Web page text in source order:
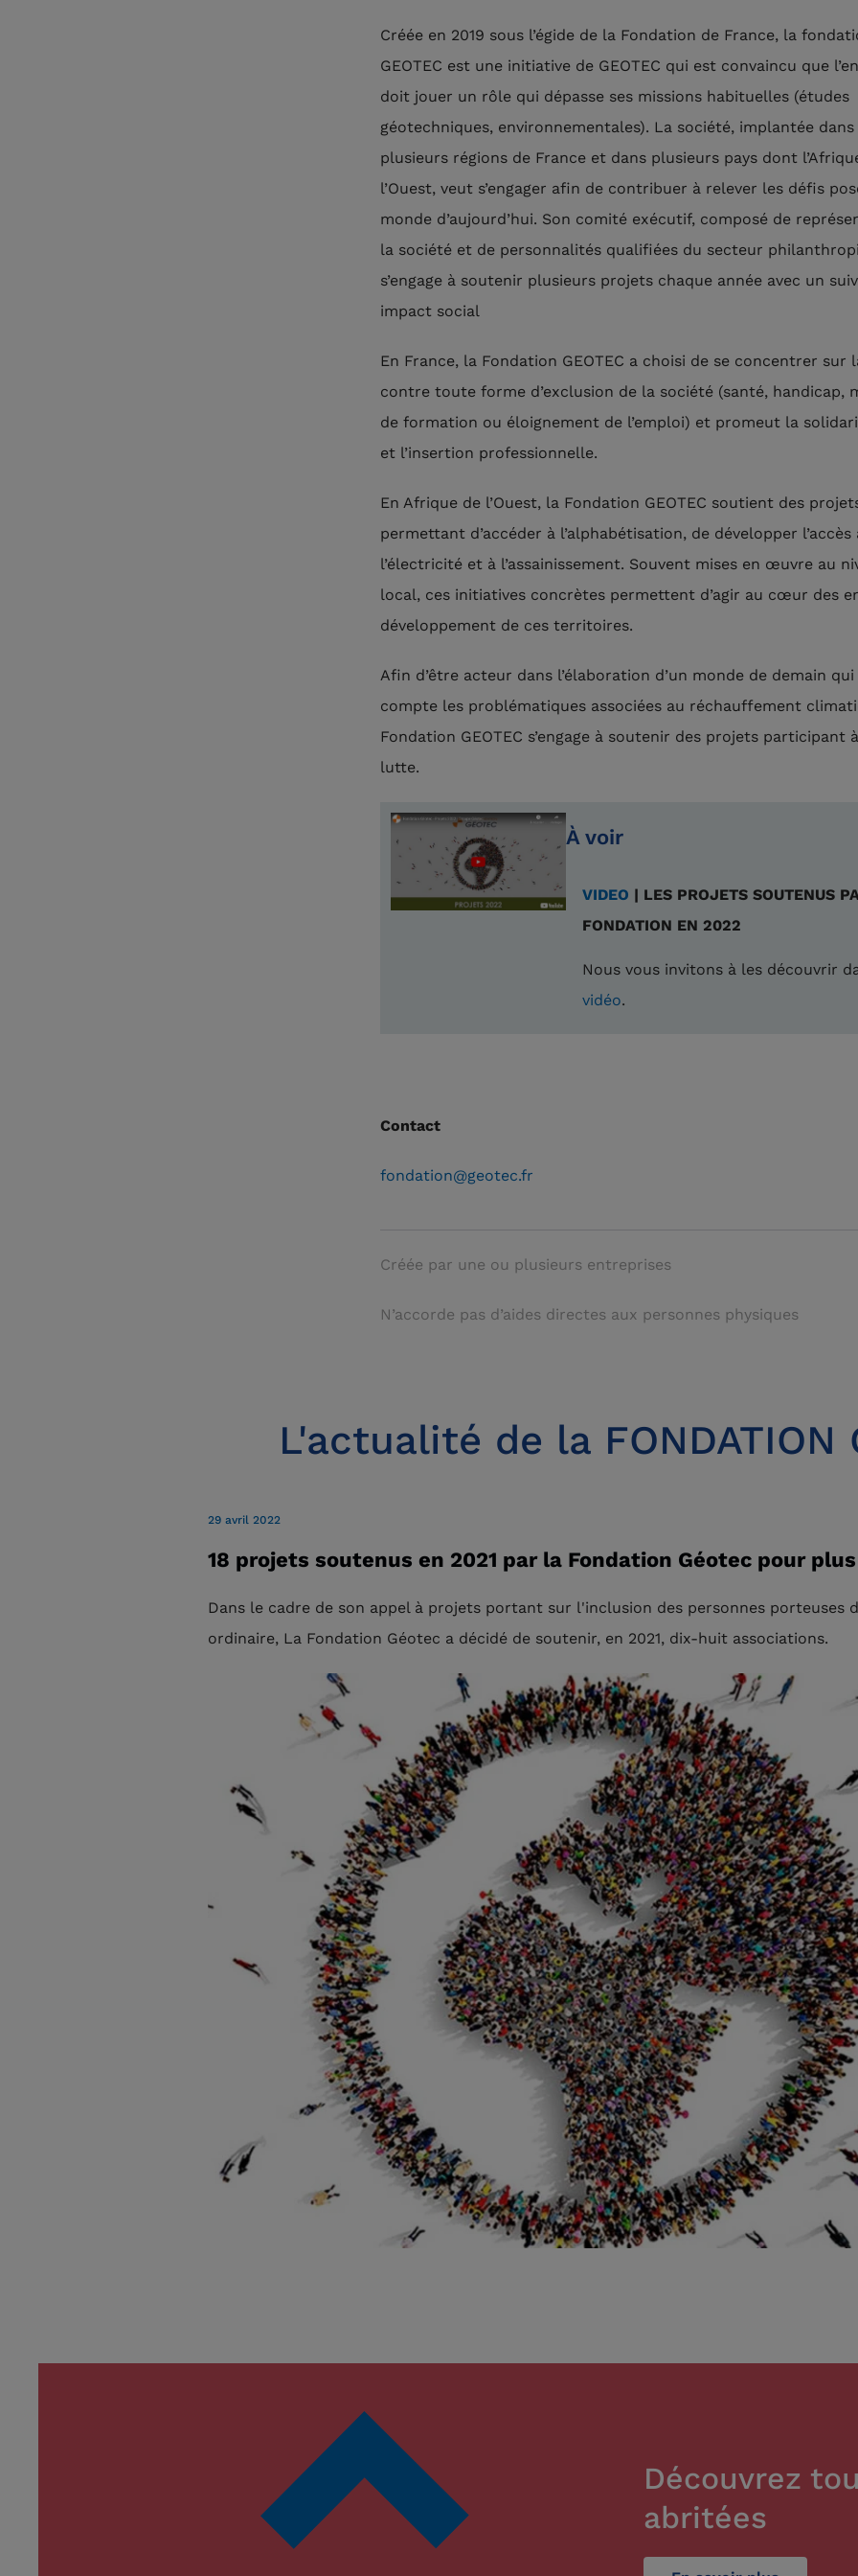
Créée en 2019 sous l’égide de la Fondation de France, la
GEOTEC est une initiative de GEOTEC qui est convaincu que
doit jouer un rôle qui dépasse ses missions habituelles (études
géotechniques, environnementales). La société, implantée dans
plusieurs régions de France et dans plusieurs pays dont
l’Ouest, veut s’engager afin de contribuer à relever les défis
monde d’aujourd’hui. Son comité exécutif, composé de
la société et de personnalités qualifiées du secteur
s’engage à soutenir plusieurs projets chaque année avec un
impact social
En France, la Fondation GEOTEC a choisi de se concentrer sur
contre toute forme d’exclusion de la société (santé, handicap,
de formation ou éloignement de l’emploi) et promeut la
et l’insertion professionnelle.
En Afrique de l’Ouest, la Fondation GEOTEC soutient des
permettant d’accéder à l’alphabétisation, de développer l’accès
l’électricité et à l’assainissement. Souvent mises en œuvre au
local, ces initiatives concrètes permettent d’agir au cœur des
développement de ces territoires.
Afin d’être acteur dans l’élaboration d’un monde de demain
compte les problématiques associées au réchauffement
Fondation GEOTEC s’engage à soutenir des projets participant
lutte.
À voir
VIDEO | LES PROJETS SOUTENUS
FONDATION EN 2022
Nous vous invitons à les découvrir
vidéo.
Contact
fondation@geotec.fr
Créée par une ou plusieurs entreprises
N’accorde pas d’aides directes aux personnes physiques
L'actualité de la FONDATION
29 avril 2022
18 projets soutenus en 2021 par la Fondation Géotec pour
Dans le cadre de son appel à projets portant sur l'inclusion des personnes porteuses
ordinaire, La Fondation Géotec a décidé de soutenir, en 2021, dix-huit associations.
Découvrez
abritées